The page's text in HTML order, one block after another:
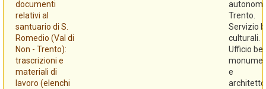
documenti
relativi al
santuario di S.
Romedio (Val di
Non - Trento):
trascrizioni e
materiali di
lavoro (elenchi
Trento.
Servizio
culturali.
Ufficio
e